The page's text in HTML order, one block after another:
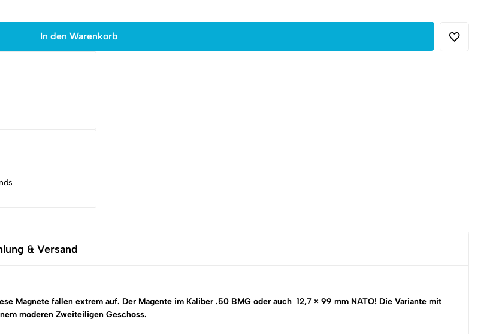
In den Warenkorb
& Versand
Magnete fallen extrem auf. Der Magente im Kaliber .50 BMG oder auch 12,7 × 99 mm NATO! Die Variante mit
moderen Zweiteiligen Geschoss.